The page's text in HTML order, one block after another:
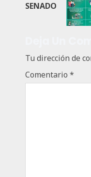
SENADO
Tu dirección de
Comentario *